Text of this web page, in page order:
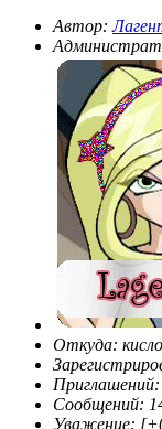
О нашем
во сне.
единственная
огромных
равно. С детства
С друзьями? Неа.
Стрелялки и
сериалы
потом раз. И я
того,чтобы
Сначала я
себе форум. И
Потом
"Издеваештся?"-
Это же
Странная. Хотя
Обычной. Такой
Автор:
Откуда:
Приглашений:
Сообщений:
Уважение: